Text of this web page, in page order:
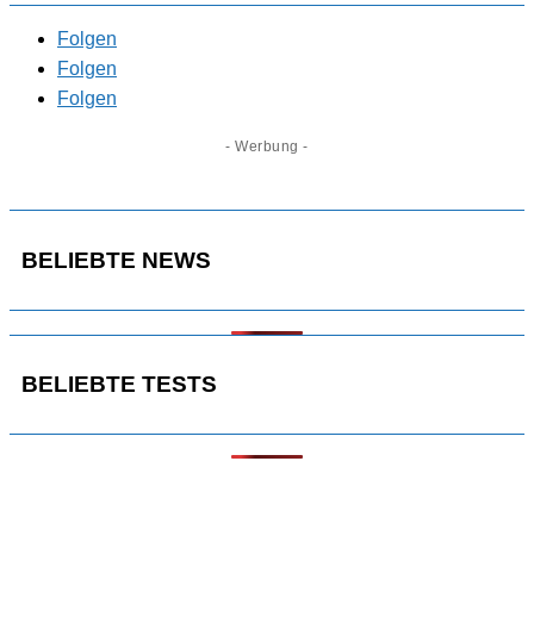
Folgen
Folgen
Folgen
- Werbung -
BELIEBTE NEWS
BELIEBTE TESTS